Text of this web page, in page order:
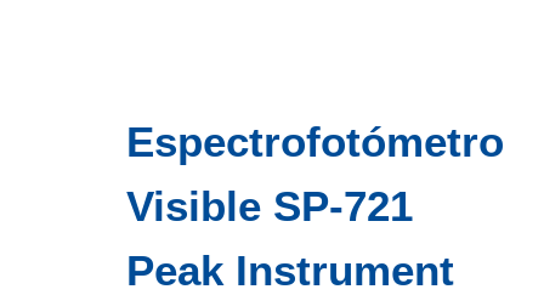
Espectrofotómetro
Visible SP-721
Peak Instrument